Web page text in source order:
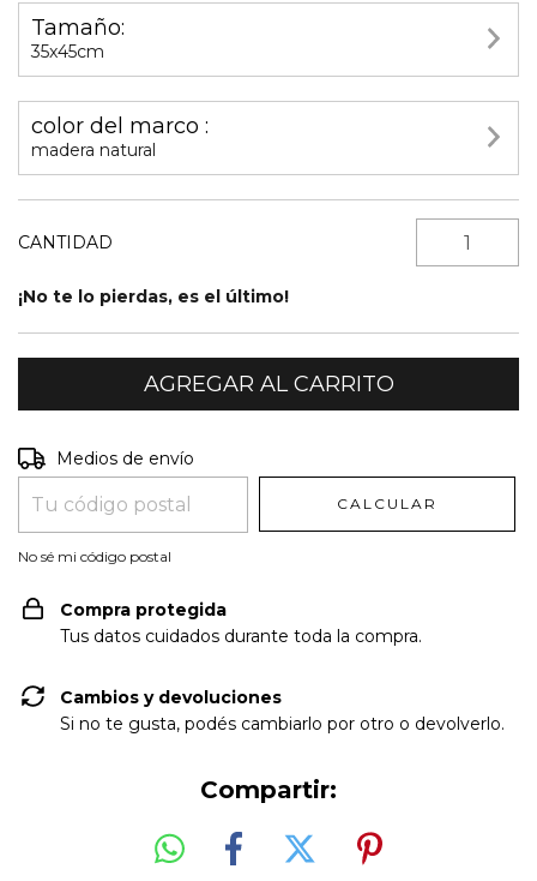
Tamaño:
35x45cm
color del marco :
madera natural
CANTIDAD
¡No te lo pierdas, es el último!
Entregas para el CP:
Medios de envío
CALCULAR
No sé mi código postal
Compra protegida
Tus datos cuidados durante toda la compra.
Cambios y devoluciones
Si no te gusta, podés cambiarlo por otro o devolverlo.
Compartir: